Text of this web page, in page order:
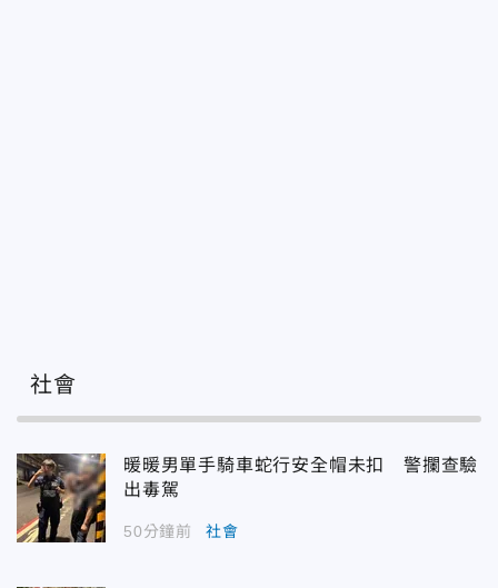
社會
暖暖男單手騎車蛇行安全帽未扣 警攔查驗
出毒駕
50分鐘前 社會